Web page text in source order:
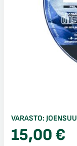
VARASTO: JOENSUU
15,00€